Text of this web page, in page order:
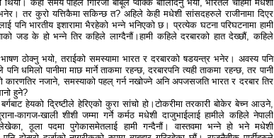
थियो। केही समय पहिले गिरिजा बाबूले प्वाक्क बोलिदिनु भयो, भारतले चाहेमा मधेशी
तर कुरो यत्तिकैमा सकिन्छ त? अहिले केही मधेशी सांसदहरुले राजीनामा दिएर
पनि भारतीय इशारामा भैरहेको भन्ने भनिएको छ। प्रत्येक घटना परिघटनामा हामी
जड के हो भन्ने तिर कहिले लाग्दैनौं।हामी कहिले दरबारको हात देख्छौं, कहिले
ठोक्नु भयो, तराईको समस्यामा भारत र दरबारको षडयन्त्र भनेर। अवस्य पनि
पनि धमिलो पानीमा माछ मार्ने ताकमा रहन्छ, दरबारपनि त्यही ताकमा रहन्छ, तर पानी
कारणतिर नजाने, समस्याको पहल् गर्न नखोज्ने अनि अपजसजति भारत र दरबार तिर
हुने?
हेयको द्रिष्टीले हेरिएको कुरा सांचो हो।टोकरीमा तरकारी बोकेर बेच्न आउने,
कागज-खाली शीशी जम्मा गर्ने कर्मठ मधेशी दाजुभाईलाई हामीले कहिले नेपाली
ठूला पदमा पुगेकासमेतलाई हामी गन्दैनौं। वास्तवमा भन्ने हो भने मधेशी